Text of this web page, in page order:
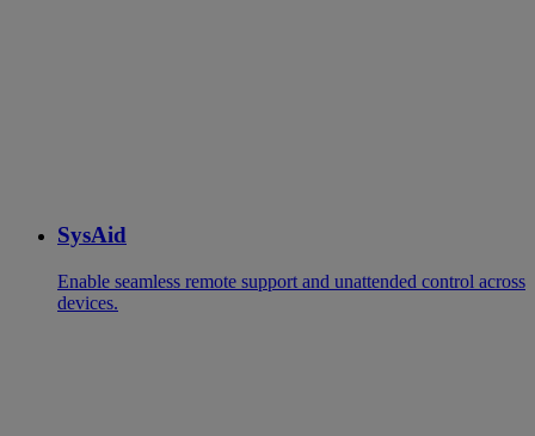
SysAid
Enable seamless remote support and unattended control across
devices.